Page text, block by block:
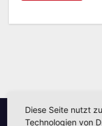
Diese Seite nutzt
Technologien von